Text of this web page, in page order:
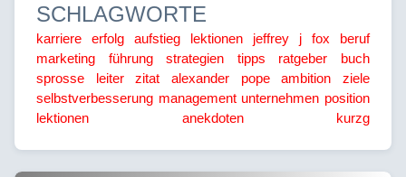
SCHLAGWORTE
karriere erfolg aufstieg lektionen jeffrey j fox
beruf
marketing
führung strategien tipps ratgeber
buch
sprosse
leiter zitat alexander pope ambition
ziele
selbstverbesserung management unternehmen position
lektionen
anekdoten kurzg